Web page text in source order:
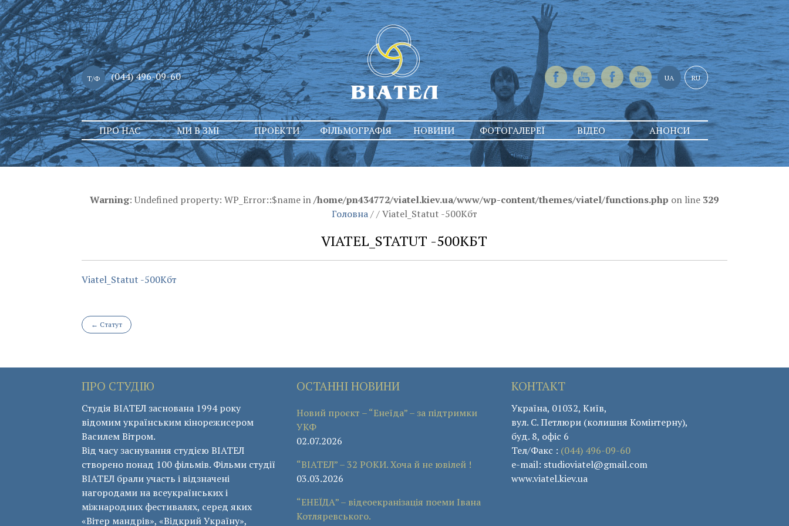
Т/Ф (044) 496-09-60 UA RU
Skip
to
content
ПРО НАС МИ В ЗМІ ПРОЕКТИ ФІЛЬМОГРАФІЯ НОВИНИ ФОТОГАЛЕРЕЇ ВІДЕО АНОНСИ
Warning: Undefined property: WP_Error::$name in/home/pn434772/viatel.kiev.ua/www/wp-content/themes/viatel/functions.php on line 329
Головна / / Viatel_Statut -500Кбт
VIATEL_STATUT -500КБТ
Viatel_Statut -500Кбт
Post
← Cтатут
ПРО СТУДІЮ
Студія ВІАТЕЛ заснована 1994 року
відомим українським кінорежисером
Василем Вітром.
Від часу заснування студією ВІАТЕЛ
створено понад 100 фільмів. Фільми студії
ВІАТЕЛ брали участь і відзначені
нагородами на всеукраїнських і
міжнародних фестивалях, серед яких
«Вітер мандрів», «Відкрий Україну»,
ОСТАННІ НОВИНИ
Новий проєкт – “Енеїда” – за підтримки
УКФ
02.07.2026
“ВІАТЕЛ” – 32 РОКИ. Хоча й не ювілей !
03.03.2026
“ЕНЕЇДА” – відеоекранізація поеми Івана
Котляревського.
КОНТАКТ
Україна, 01032, Київ,
вул. С. Петлюри (колишня Комінтерну),
буд. 8, офіс 6
Тел/Факс : (044) 496-09-60
e-mail: studioviatel@gmail.com
www.viatel.kiev.ua